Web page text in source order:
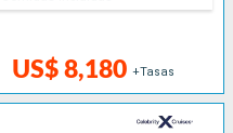
US$ 8,180 +Tasas